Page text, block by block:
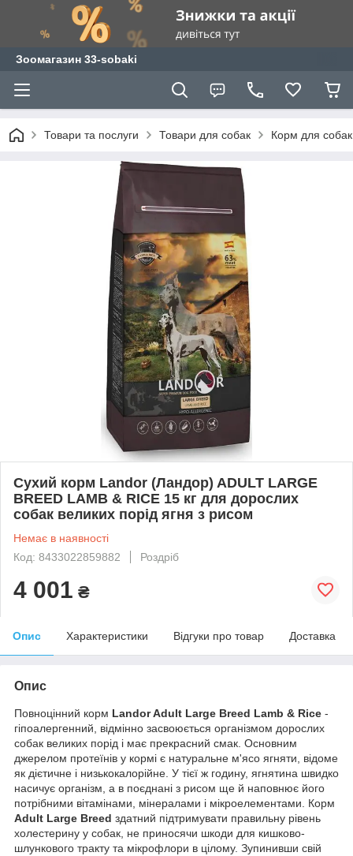
Зоомагазин 33-sobaki
Товари та послуги Товари для собак Корм для собак
Сухий корм Landor (Ландор) ADULT LARGE
BREED LAMB & RICE 15 кг для дорослих
собак великих порід ягня з рисом
Немає в наявності
Код: 8433022859882
Роздріб
4 001 ₴
Опис Характеристики Відгуки про товар Доставка
Опис
Повноцінний корм Landor Adult Large Breed Lamb & Rice -
гіпоалергенний, відмінно засвоюється організмом дорослих
собак великих порід і має прекрасний смак. Основним
джерелом протеїнів у кормі є натуральне м'ясо ягняти, відоме
як дієтичне і низькокалорійне. У тієї ж годину, ягнятина швидко
насичує організм, а в поєднані з рисом ще й наповнює його
потрібними вітамінами, мінералами і мікроелементами. Корм
Adult Large Breed здатний підтримувати правильну рівень
холестерину у собак, не приносячи шкоди для кишково-
шлункового тракту та мікрофлори в цілому. Зупинивши свій